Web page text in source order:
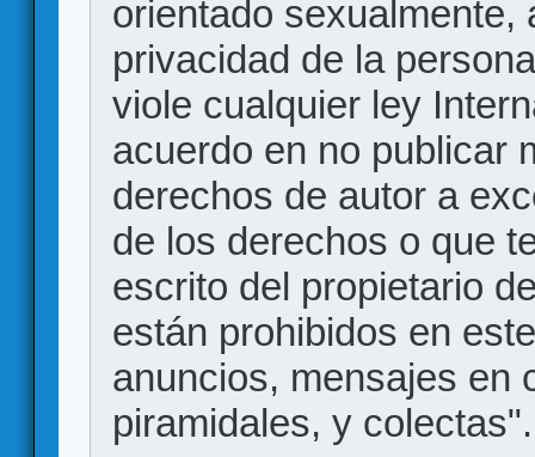
orientado sexualmente,
privacidad de la
viole cualquier ley
acuerdo en no publicar
derechos de autor a
de los derechos o que
escrito del propietario
están prohibidos en
anuncios, mensajes en
piramidales, y colectas".